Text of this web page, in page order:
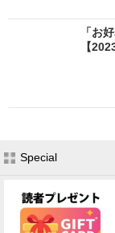
「お
【
Special